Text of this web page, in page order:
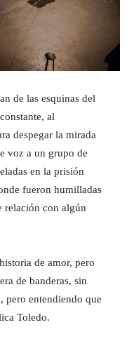
de las esquinas del
al
despegar la mirada
voz a un grupo de
en la prisión
fueron humilladas
relación con algún
de amor, pero
de banderas, sin
pero entendiendo que
Toledo.